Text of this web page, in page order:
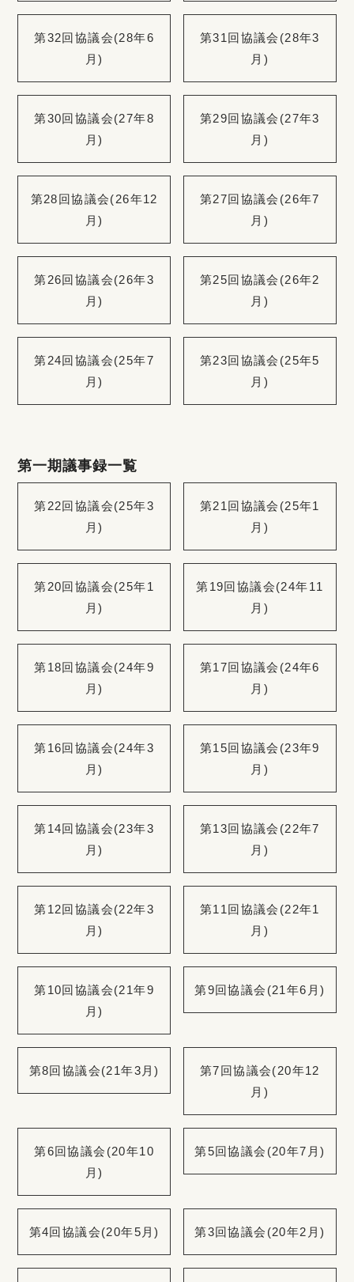
第32回協議会(28年6
月)
第31回協議会(28年3
月)
第30回協議会(27年8
月)
第29回協議会(27年3
月)
第28回協議会(26年12
月)
第27回協議会(26年7
月)
第26回協議会(26年3
月)
第25回協議会(26年2
月)
第24回協議会(25年7
月)
第23回協議会(25年5
月)
第一期議事録一覧
第22回協議会(25年3
月)
第21回協議会(25年1
月)
第20回協議会(25年1
月)
第19回協議会(24年11
月)
第18回協議会(24年9
月)
第17回協議会(24年6
月)
第16回協議会(24年3
月)
第15回協議会(23年9
月)
第14回協議会(23年3
月)
第13回協議会(22年7
月)
第12回協議会(22年3
月)
第11回協議会(22年1
月)
第10回協議会(21年9
月)
第9回協議会(21年6月)
第8回協議会(21年3月)
第7回協議会(20年12
月)
第6回協議会(20年10
月)
第5回協議会(20年7月)
第4回協議会(20年5月) 第3回協議会(20年2月)